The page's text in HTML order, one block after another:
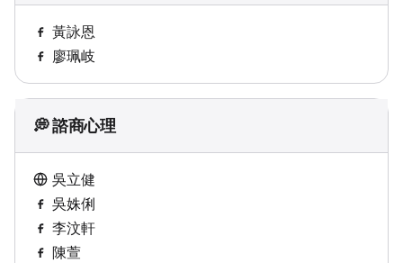
黃詠恩
廖珮岐
💭 諮商心理
吳立健
吳姝俐
李汶軒
陳萱